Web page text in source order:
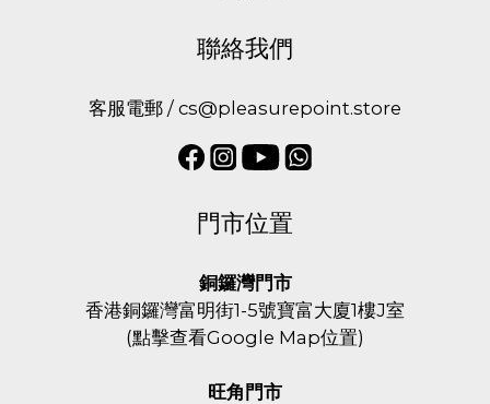
聯絡我們
客服電郵 / cs@pleasurepoint.store
門市位置
銅鑼灣門市
香港銅鑼灣富明街1-5號寶富大廈1樓J室
(點擊查看Google Map位置)
旺角門市